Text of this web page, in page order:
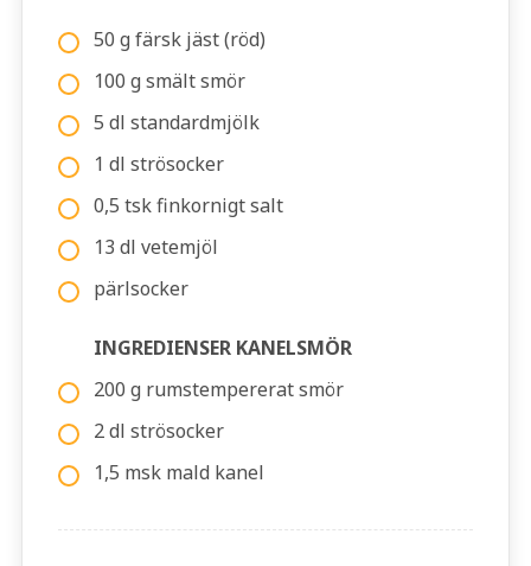
50 g färsk jäst (röd)
100 g smält smör
5 dl standardmjölk
1 dl strösocker
0,5 tsk finkornigt salt
13 dl vetemjöl
pärlsocker
INGREDIENSER KANELSMÖR
200 g rumstempererat smör
2 dl strösocker
1,5 msk mald kanel